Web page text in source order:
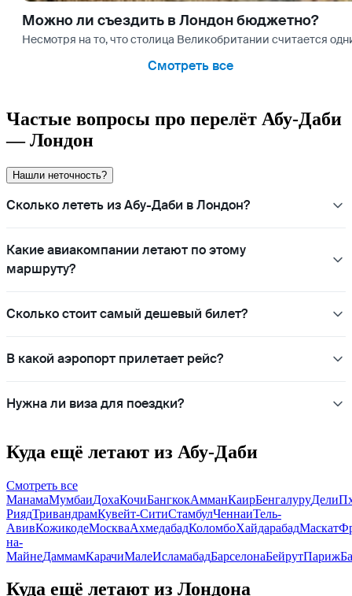
Можно ли съездить в Лондон бюджетно?
Несмотря на то, что столица Великобритании считается
Смотреть все
Частые вопросы про перелёт Абу-Даби
— Лондон
Нашли неточность?
Сколько лететь из Абу-Даби в Лондон?
Какие авиакомпании летают по этому
маршруту?
Сколько стоит самый дешевый билет?
В какой аэропорт прилетает рейс?
Нужна ли виза для поездки?
Куда ещё летают из Абу-Даби
Смотреть все
МанамаМумбаиДохаКочиБангкокАмманКаирБенгалуруДели
РиядТривандрамКувейт-СитиСтамбулЧеннаиТель-
АвивКожикодеМоскваАхмедабадКоломбоХайдарабадМаскат
на-
МайнеДаммамКарачиМалеИсламабадБарселонаБейрутПариж
Куда ещё летают из Лондона